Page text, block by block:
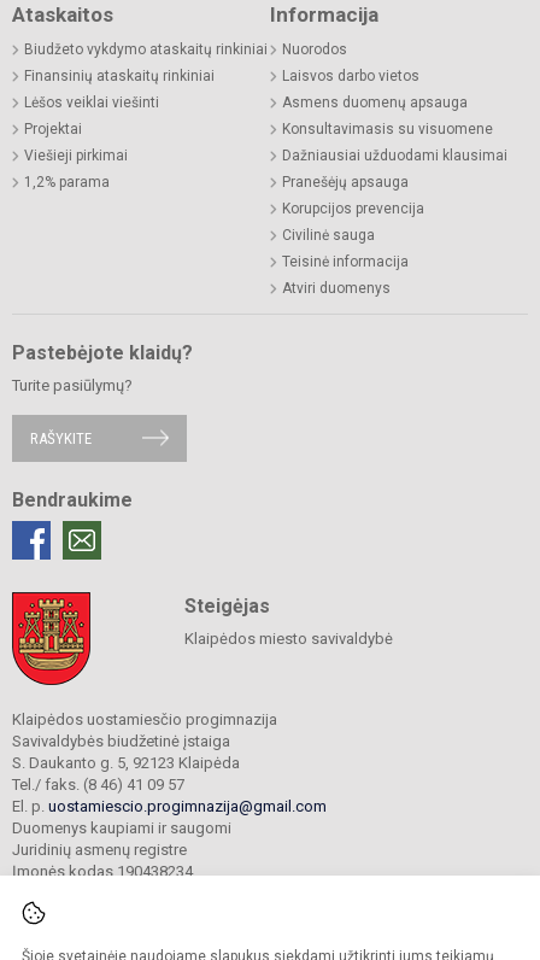
Šioje svetainėje naudojame slapukus siekdami užtikrinti jums teikiamų
Ataskaitos
Biudžeto vykdymo ataskaitų rinkiniai
Finansinių ataskaitų rinkiniai
Lėšos veiklai viešinti
Projektai
Viešieji pirkimai
1,2% parama
Informacija
Nuorodos
Laisvos darbo vietos
Asmens duomenų apsauga
Konsultavimasis su visuomene
Dažniausiai užduodami klausimai
Pranešėjų apsauga
Korupcijos prevencija
Civilinė sauga
Teisinė informacija
Atviri duomenys
Pastebėjote klaidų?
Turite pasiūlymų?
RAŠYKITE
Bendraukime
Steigėjas
Klaipėdos miesto savivaldybė
Klaipėdos uostamiesčio progimnazija
Savivaldybės biudžetinė įstaiga
S. Daukanto g. 5, 92123 Klaipėda
Tel./ faks. (8 46) 41 09 57
El. p. uostamiescio.progimnazija@gmail.com
Duomenys kaupiami ir saugomi
Juridinių asmenų registre
Įmonės kodas 190438234
© 2023. Klaipėdos uostamiesčio progimnazija. Visos teisės saugomos.